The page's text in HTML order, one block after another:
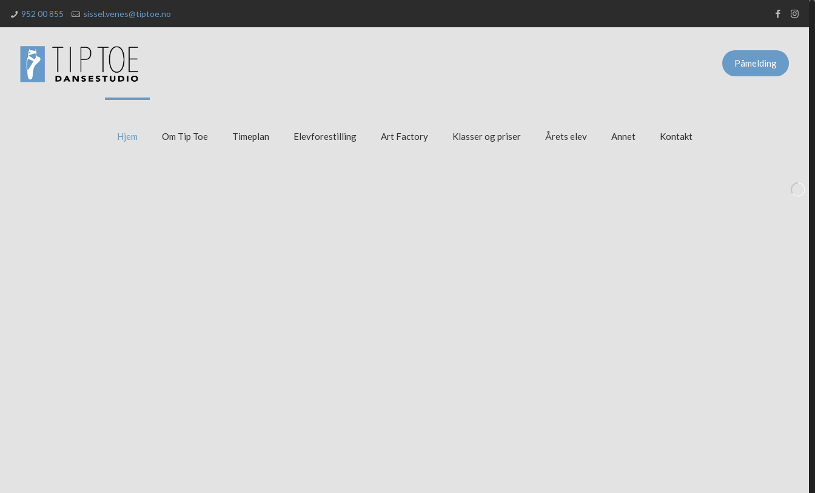
952 00 855 sissel.venes@tiptoe.no
Hjem Om Tip Toe Timeplan Elevforestilling Art Factory Klasser og priser Årets elev Annet Kontakt
Påmelding